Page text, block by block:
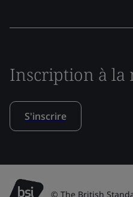
Inscription à la
S'inscrire
© The British